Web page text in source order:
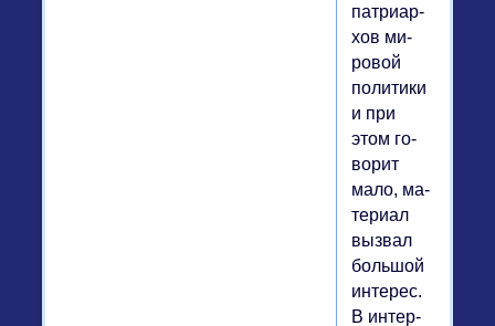
пат­ри­ар­
хов ми­
ро­вой
по­ли­ти­ки
и при
этом го­
во­рит
мало, ма­
те­ри­ал
вызвал
боль­шой
ин­те­рес.
В ин­тер­